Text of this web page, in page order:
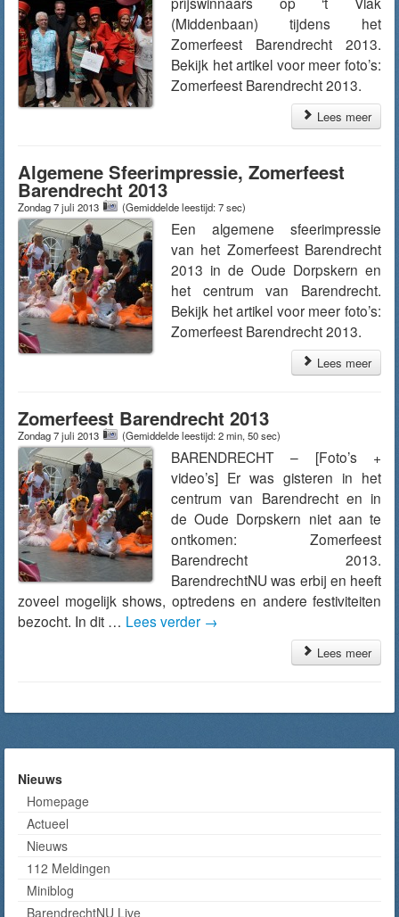
(Middenbaan) tijdens het
Zomerfeest Barendrecht 2013.
Bekijk het artikel voor meer foto’s:
Zomerfeest Barendrecht 2013.
Lees meer
Algemene Sfeerimpressie, Zomerfeest
Barendrecht 2013
Zondag 7 juli 2013 (Gemiddelde leestijd: 7 sec)
Een algemene sfeerimpressie
van het Zomerfeest Barendrecht
2013 in de Oude Dorpskern en
het centrum van Barendrecht.
Bekijk het artikel voor meer foto’s:
Zomerfeest Barendrecht 2013.
Lees meer
Zomerfeest Barendrecht 2013
Zondag 7 juli 2013 (Gemiddelde leestijd: 2 min, 50 sec)
BARENDRECHT – [Foto’s +
video’s] Er was gisteren in het
centrum van Barendrecht en in
de Oude Dorpskern niet aan te
ontkomen: Zomerfeest
Barendrecht 2013.
BarendrechtNU was erbij en heeft
zoveel mogelijk shows, optredens en andere festiviteiten
bezocht. In dit … Lees verder →
Lees meer
Nieuws
Homepage
Actueel
Nieuws
112 Meldingen
Miniblog
BarendrechtNU Live